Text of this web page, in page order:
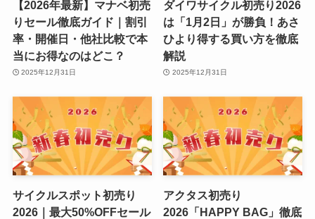
【2026年最新】マナベ初売
りセール徹底ガイド｜割引
率・開催日・他社比較で本
当にお得なのはどこ？
2025年12月31日
ダイワサイクル初売り2026
は「1月2日」が勝負！あさ
ひより得する買い方を徹底
解説
2025年12月31日
サイクルスポット初売り
2026｜最大50%OFFセール
アクタス初売り
2026「HAPPY BAG」徹底